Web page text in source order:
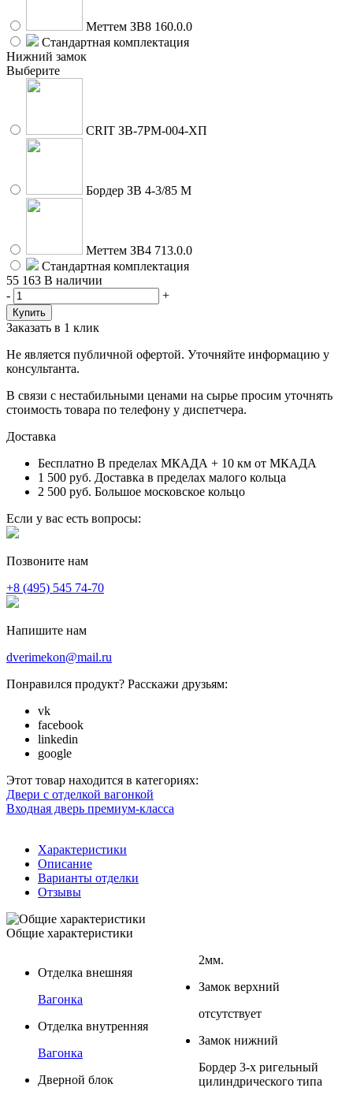
Меттем ЗВ8 160.0.0
Стандартная комплектация
Нижний замок
Выберите
CRIT ЗВ-7РМ-004-ХП
Бордер ЗВ 4-3/85 М
Меттем ЗВ4 713.0.0
Стандартная комплектация
55 163 В наличии
-
+
Заказать в 1 клик
Не является публичной офертой. Уточняйте информацию у
консультанта.
В связи с нестабильными ценами на сырье просим уточнять
стоимость товара по телефону у диспетчера.
Доставка
Бесплатно В пределах МКАДА + 10 км от МКАДА
1 500 руб. Доставка в пределах малого кольца
2 500 руб. Большое московское кольцо
Если у вас есть вопросы:
Позвоните нам
+8 (495) 545 74-70
Напишите нам
dverimekon@mail.ru
Понравился продукт? Расскажи друзьям:
vk
facebook
linkedin
google
Этот товар находится в категориях:
Двери с отделкой вагонкой
Входная дверь премиум-класса
Характеристики
Описание
Варианты отделки
Отзывы
Общие характеристики
Отделка внешняя
Вагонка
Отделка внутренняя
Вагонка
Дверной блок
2мм.
Замок верхний
отсутствует
Замок нижний
Бордер 3-х ригельный
цилиндрического типа